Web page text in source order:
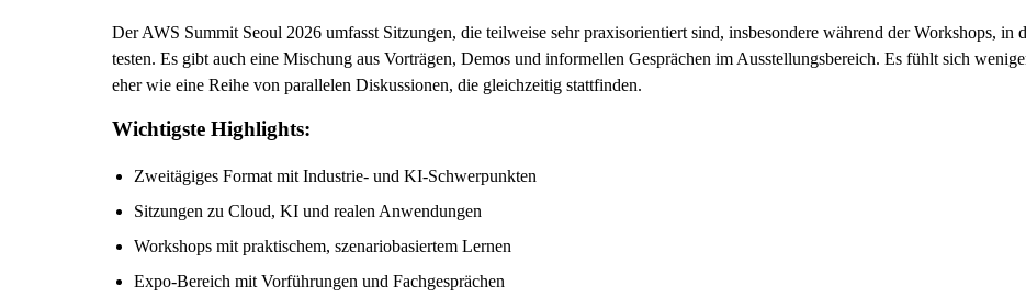
Der AWS Summit Seoul 2026 umfasst Sitzungen, die teilweise sehr praxisorientiert sind, insbesondere während der Workshops, in
testen. Es gibt auch eine Mischung aus Vorträgen, Demos und informellen Gesprächen im Ausstellungsbereich. Es fühlt sich
eher wie eine Reihe von parallelen Diskussionen, die gleichzeitig stattfinden.
Wichtigste Highlights:
Zweitägiges Format mit Industrie- und KI-Schwerpunkten
Sitzungen zu Cloud, KI und realen Anwendungen
Workshops mit praktischem, szenariobasiertem Lernen
Expo-Bereich mit Vorführungen und Fachgesprächen